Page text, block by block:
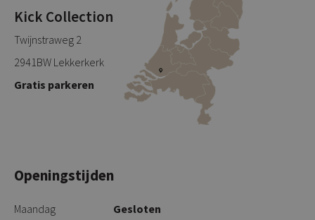
Kick Collection
Twijnstraweg 2
2941BW Lekkerkerk
Gratis parkeren
Openingstijden
Maandag
Gesloten